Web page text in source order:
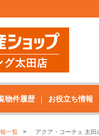
物件履歴 お役立ち情報
一覧 アクア・コーチェ 太田